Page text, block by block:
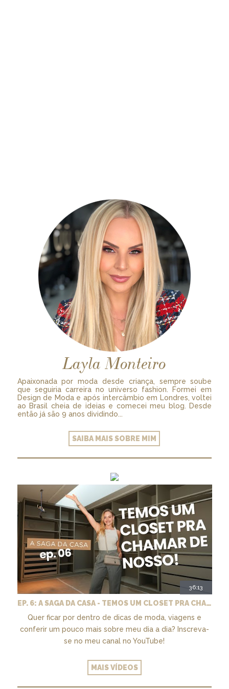
Layla Monteiro
Apaixonada por moda desde criança, sempre soube
que seguiria carreira no universo fashion. Formei em
Design de Moda e após intercâmbio em Londres, voltei
ao Brasil cheia de ideias e comecei meu blog. Desde
então já são 9 anos dividindo...
SAIBA MAIS SOBRE MIM
36:13
EP. 6: A SAGA DA CASA - TEMOS UM CLOSET PRA CHAMAR DE NOSSO + MARCENARIA E PAISAGISMO
Quer ficar por dentro de dicas de moda, viagens e
conferir um pouco mais sobre meu dia a dia? Inscreva-
se no meu canal no YouTube!
MAIS VÍDEOS